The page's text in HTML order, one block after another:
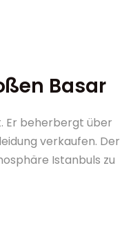
Basar
Er beherbergt über
verkaufen. Der
Istanbuls zu